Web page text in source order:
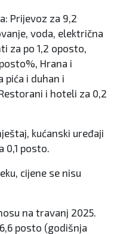
Prijevoz za 9,2
voda, električna
za po 1,2 oposto,
Hrana i
pića i duhan i
i hoteli za 0,2
kućanski uređaji
0,1 posto.
cijene se nisu
na travanj 2025.
posto (godišnja